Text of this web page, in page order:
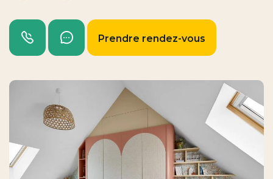
AppelerEnvoyer un message
Prendre rendez-vous